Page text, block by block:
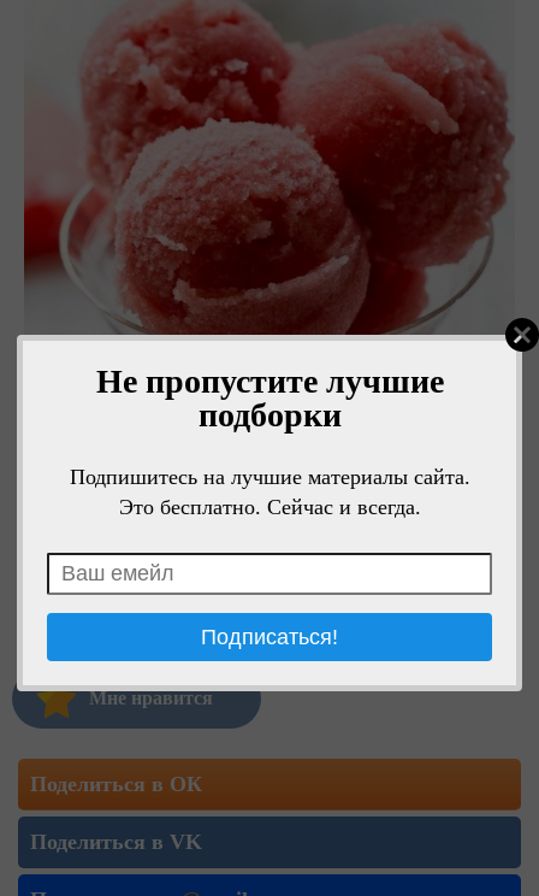
Не пропустите лучшие
подборки
Подпишитесь на лучшие материалы сайта.
Это бесплатно. Сейчас и всегда.
Мне нравится
Поделиться в ОК
Поделиться в VK